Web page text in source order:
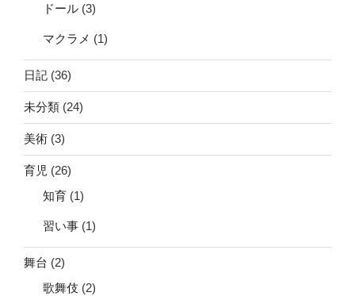
ドール (3)
マクラメ (1)
日記 (36)
未分類 (24)
美術 (3)
育児 (26)
知育 (1)
習い事 (1)
舞台 (2)
歌舞伎 (2)